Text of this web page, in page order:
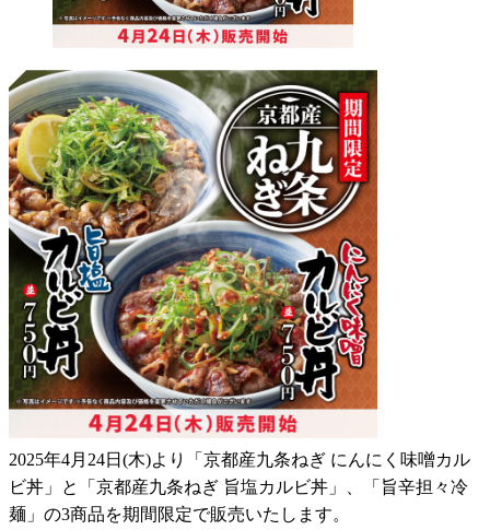
2025年4月24日(木)より「京都産九条ねぎ にんにく味噌カル
ビ丼」と「京都産九条ねぎ 旨塩カルビ丼」、「旨辛担々冷
麺」の3商品を期間限定で販売いたします。